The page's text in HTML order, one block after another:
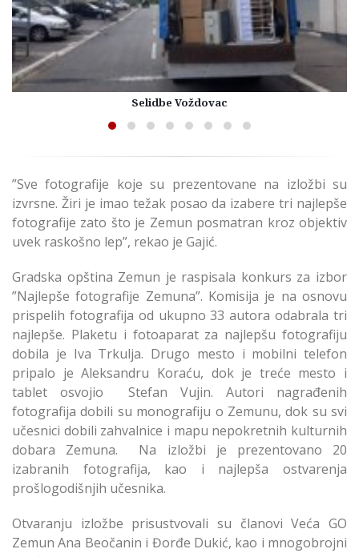
Selidbe Voždovac
”Sve fotografije koje su prezentovane na izložbi su
izvrsne. Žiri je imao težak posao da izabere tri najlepše
fotografije zato što je Zemun posmatran kroz objektiv
uvek raskošno lep”, rekao je Gajić.
Gradska opština Zemun je raspisala konkurs za izbor
”Najlepše fotografije Zemuna”. Komisija je na osnovu
prispelih fotografija od ukupno 33 autora odabrala tri
najlepše. Plaketu i fotoaparat za najlepšu fotografiju
dobila je Iva Trkulja. Drugo mesto i mobilni telefon
pripalo je Aleksandru Koraću, dok je treće mesto i
tablet osvojio Stefan Vujin. Autori nagrađenih
fotografija dobili su monografiju o Zemunu, dok su svi
učesnici dobili zahvalnice i mapu nepokretnih kulturnih
dobara Zemuna. Na izložbi je prezentovano 20
izabranih fotografija, kao i najlepša ostvarenja
prošlogodišnjih učesnika.
Otvaranju izložbe prisustvovali su članovi Veća GO
Zemun Ana Beočanin i Đorđe Dukić, kao i mnogobrojni